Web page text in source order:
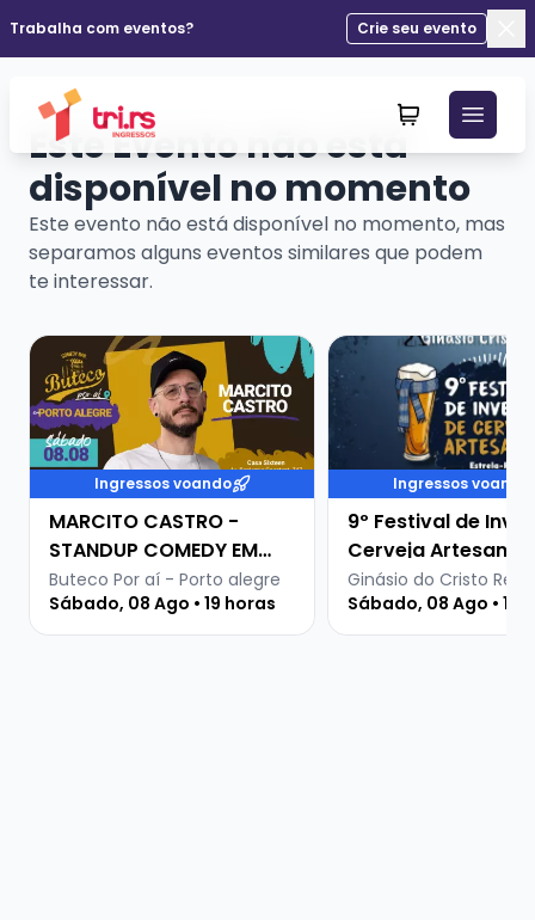
Trabalha com eventos?
Crie seu evento
Este Evento não está
disponível no momento
Este evento não está disponível no momento, mas
separamos alguns eventos similares que podem
te interessar.
Veja mais sobre MARCITO CASTRO - STANDUP
Ingressos voando
MARCITO CASTRO -
STANDUP COMEDY EM
PORTO ALEGRE
Buteco Por aí - Porto alegre
Sábado, 08 Ago • 19 horas
Veja mais sobre 9º
Ingressos voando
9º Festival de
Cerveja Artesanal
Ginásio do Cristo Rei -
Sábado, 08 Ago • 15